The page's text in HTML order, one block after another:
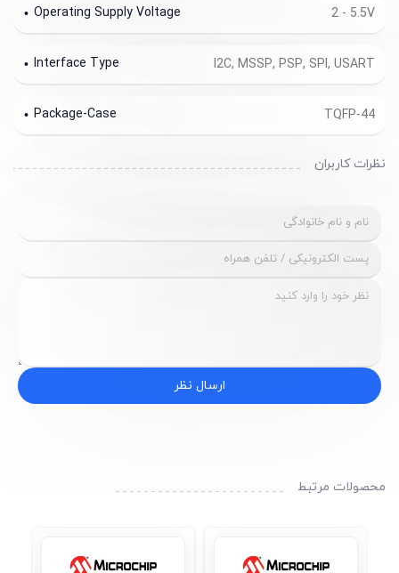
2 - 5.5V
Operating Supply Voltage
I2C, MSSP, PSP, SPI, USART
Interface Type
TQFP-44
Package-Case
نظرات کاربران
ارسال نظر
محصولات مرتبط